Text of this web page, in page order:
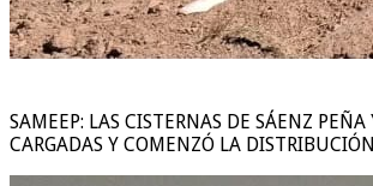
SAMEEP: LAS CISTERNAS DE SÁENZ PEÑA
CARGADAS Y COMENZÓ LA